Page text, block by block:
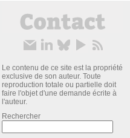
Le contenu de ce site est la propriété
exclusive de son auteur. Toute
reproduction totale ou partielle doit
faire l'objet d'une demande écrite à
l'auteur.
Rechercher